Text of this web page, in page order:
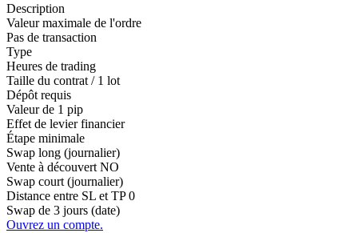
Description
Valeur maximale de l'ordre
Pas de transaction
Type
Heures de trading
Taille du contrat / 1 lot
Dépôt requis
Valeur de 1 pip
Effet de levier financier
Étape minimale
Swap long (journalier)
Vente à découvert NO
Swap court (journalier)
Distance entre SL et TP 0
Swap de 3 jours (date)
Ouvrez un compte.